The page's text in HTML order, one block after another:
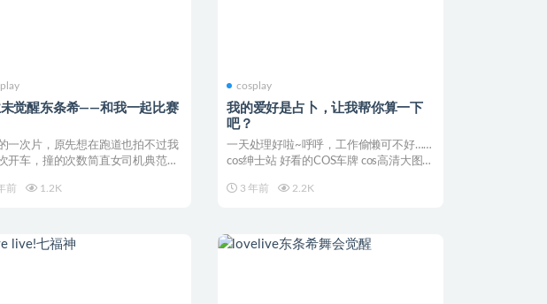
觉醒东条希——和我一起比赛
一次片，原先想在跑道也拍不过我
开车，撞的次数简直女司机典范~
前
1.2K
cosplay
我的爱好是占卜，让我帮你算一下
吧？
一天处理好啦~呼呼，工作偷懒可不好……
cos绅士站 好看的COS车牌 cos高清大图
3 年前
2.2K